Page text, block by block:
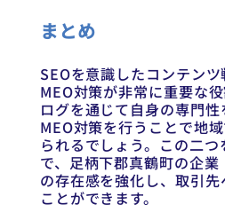
まとめ
SEOを意識したコンテン
MEO対策が非常に重要な
ログを通じて自身の専門性
MEO対策を行うことで地
られるでしょう。この二
で、足柄下郡真鶴町の企
の存在感を強化し、取引
ことができます。